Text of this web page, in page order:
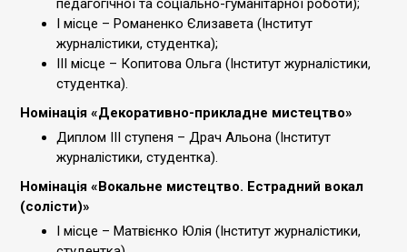
педагогічної та соціально-гуманітарної роботи);
І місце – Романенко Єлизавета (Інститут
журналістики, студентка);
ІІІ місце – Копитова Ольга (Інститут журналістики,
студентка).
Номінація «Декоративно-прикладне мистецтво»
Диплом III ступеня – Драч Альона (Інститут
журналістики, студентка).
Номінація «Вокальне мистецтво. Естрадний вокал
(солісти)»
І місце – Матвієнко Юлія (Інститут журналістики,